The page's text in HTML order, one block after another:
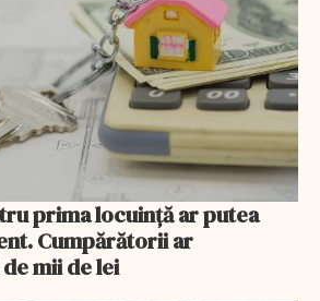
prima locuință ar putea
Cumpărătorii ar
mii de lei